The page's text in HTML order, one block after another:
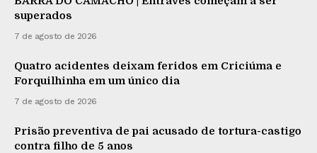
superados
7 de agosto de 2026
Quatro acidentes deixam feridos em Criciúma e
Forquilhinha em um único dia
7 de agosto de 2026
Prisão preventiva de pai acusado de tortura-castigo
contra filho de 5 anos